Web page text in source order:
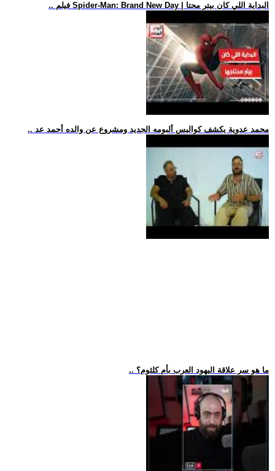
.. فيلم Spider-Man: Brand New Day | البداية اللي كان بيتر محتا
.. محمد عدوية يكشف كواليس ألبومه الجديد ومشروع عن والده أحمد عد
.. ما هو سر علاقة اليهود العرب بأم كلثوم؟